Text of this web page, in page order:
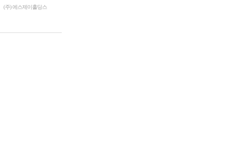
(주) 에스제이홀딩스